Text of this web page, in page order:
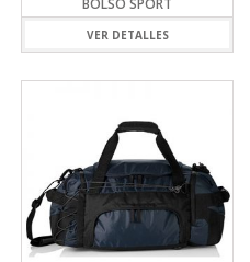
BOLSO SPORT
VER DETALLES